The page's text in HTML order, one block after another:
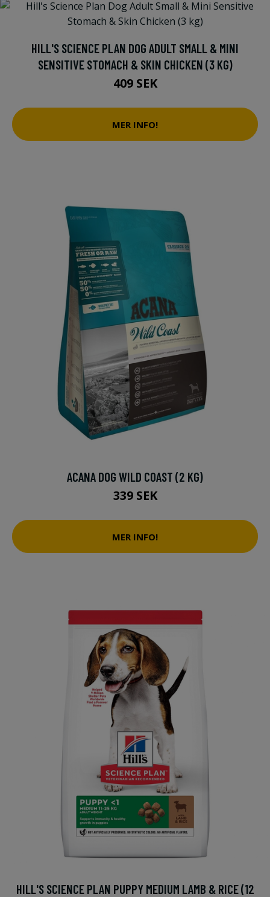
HILL'S SCIENCE PLAN DOG ADULT SMALL & MINI
SENSITIVE STOMACH & SKIN CHICKEN (3 KG)
409 SEK
MER INFO!
ACANA DOG WILD COAST (2 KG)
339 SEK
MER INFO!
HILL'S SCIENCE PLAN PUPPY MEDIUM LAMB & RICE (12